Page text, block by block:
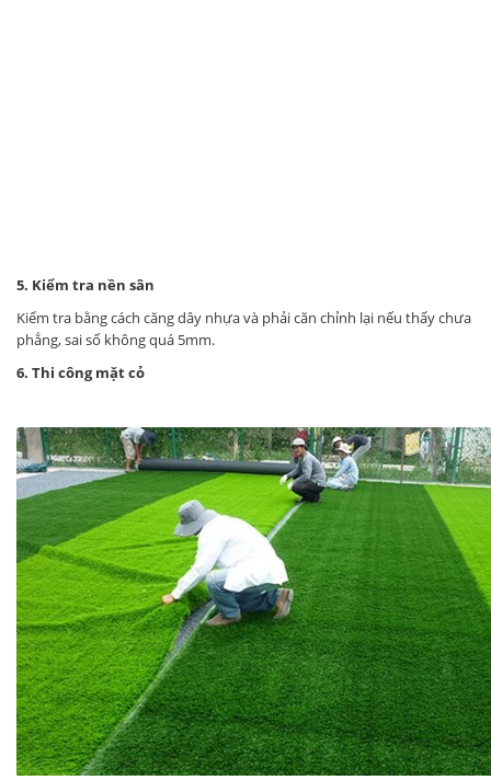
5. Kiểm tra nền sân
Kiểm tra bằng cách căng dây nhựa và phải căn chỉnh lại nếu thấy chưa
phẳng, sai số không quá 5mm.
6. Thi công mặt cỏ